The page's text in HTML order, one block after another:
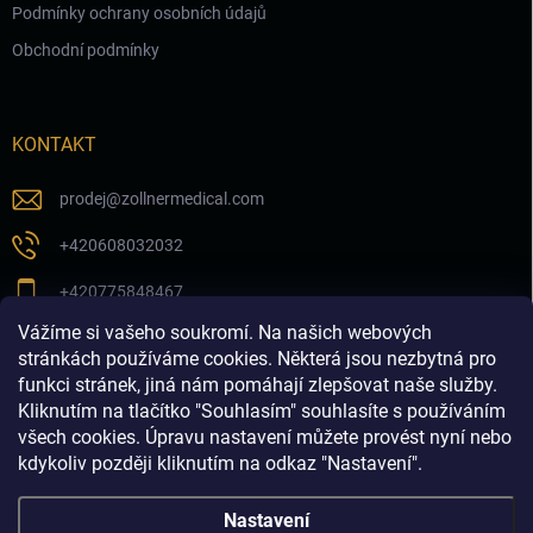
Vážíme si vašeho soukromí. Na našich webových
stránkách používáme cookies. Některá jsou nezbytná pro
funkci stránek, jiná nám pomáhají zlepšovat naše služby.
Kliknutím na tlačítko "Souhlasím" souhlasíte s používáním
všech cookies. Úpravu nastavení můžete provést nyní nebo
kdykoliv později kliknutím na odkaz "Nastavení".
Nastavení
Podmínky ochrany osobních údajů
Obchodní podmínky
KONTAKT
prodej@zollnermedical.com
+420608032032
+420775848467
Sledujte nás na našem FB profilu
zollnermedical_eu